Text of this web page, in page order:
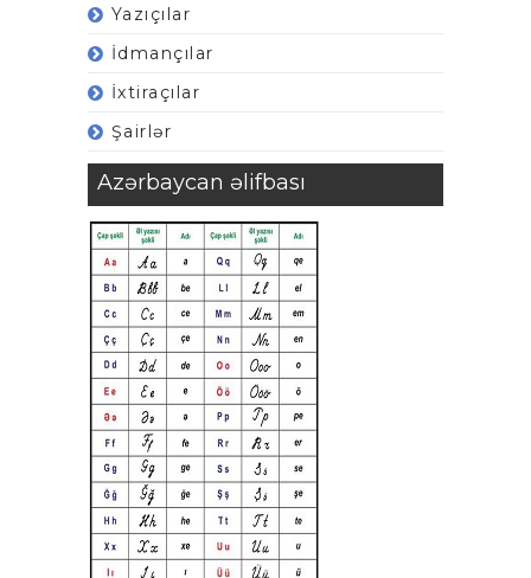
Yazıçılar
İdmançılar
İxtiraçılar
Şairlər
Azərbaycan əlifbası